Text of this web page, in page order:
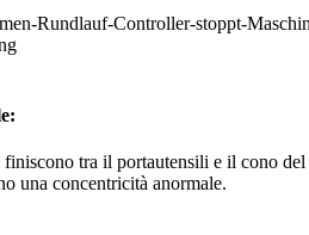
tra il portautensili e il cono del
una concentricità anormale.